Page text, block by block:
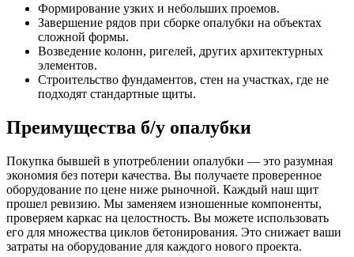
Формирование узких и небольших проемов.
Завершение рядов при сборке опалубки на объектах
сложной формы.
Возведение колонн, ригелей, других архитектурных
элементов.
Строительство фундаментов, стен на участках, где не
подходят стандартные щиты.
Преимущества б/у опалубки
Покупка бывшей в употреблении опалубки — это разумная
экономия без потери качества. Вы получаете проверенное
оборудование по цене ниже рыночной. Каждый наш щит
прошел ревизию. Мы заменяем изношенные компоненты,
проверяем каркас на целостность. Вы можете использовать
его для множества циклов бетонирования. Это снижает ваши
затраты на оборудование для каждого нового проекта.